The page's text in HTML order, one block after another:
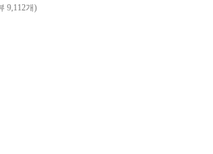
9,112개)